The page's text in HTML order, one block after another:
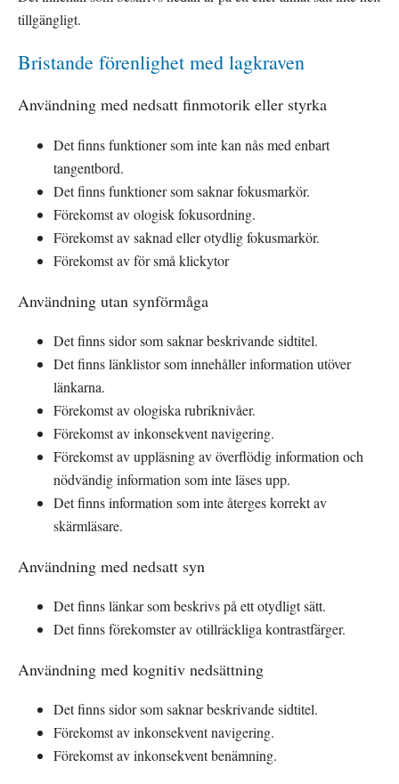
tillgängligt.
Bristande förenlighet med lagkraven
Användning med nedsatt finmotorik eller styrka
Det finns funktioner som inte kan nås med enbart
tangentbord.
Det finns funktioner som saknar fokusmarkör.
Förekomst av ologisk fokusordning.
Förekomst av saknad eller otydlig fokusmarkör.
Förekomst av för små klickytor
Användning utan synförmåga
Det finns sidor som saknar beskrivande sidtitel.
Det finns länklistor som innehåller information utöver
länkarna.
Förekomst av ologiska rubriknivåer.
Förekomst av inkonsekvent navigering.
Förekomst av uppläsning av överflödig information och
nödvändig information som inte läses upp.
Det finns information som inte återges korrekt av
skärmläsare.
Användning med nedsatt syn
Det finns länkar som beskrivs på ett otydligt sätt.
Det finns förekomster av otillräckliga kontrastfärger.
Användning med kognitiv nedsättning
Det finns sidor som saknar beskrivande sidtitel.
Förekomst av inkonsekvent navigering.
Förekomst av inkonsekvent benämning.